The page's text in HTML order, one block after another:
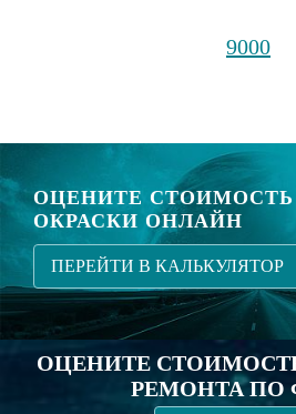
9000
ОЦЕНИТЕ
ОКРАСКИ ОНЛАЙН
ПЕРЕЙТИ В КАЛЬКУЛЯТОР
ОЦЕНИТЕ
РЕМОНТА ПО